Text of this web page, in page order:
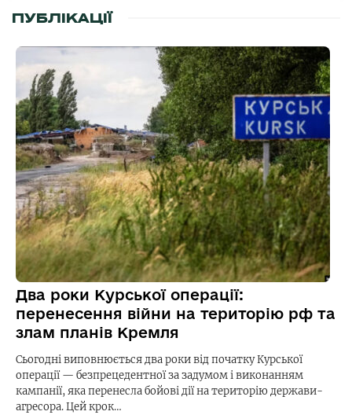
ПУБЛІКАЦІЇ
Два роки Курської операції:
перенесення війни на територію рф та
злам планів Кремля
Сьогодні виповнюється два роки від початку Курської
операції — безпрецедентної за задумом і виконанням
кампанії, яка перенесла бойові дії на територію держави-
агресора. Цей крок…